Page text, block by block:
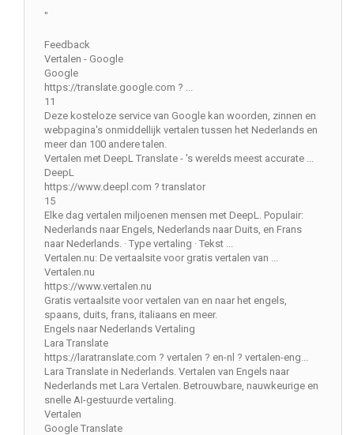
"
Feedback
Vertalen - Google
Google
https://translate.google.com ? ...
11
Deze kosteloze service van Google kan woorden, zinnen en
webpagina's onmiddellijk vertalen tussen het Nederlands en
meer dan 100 andere talen.
Vertalen met DeepL Translate - 's werelds meest accurate ...
DeepL
https://www.deepl.com ? translator
15
Elke dag vertalen miljoenen mensen met DeepL. Populair:
Nederlands naar Engels, Nederlands naar Duits, en Frans
naar Nederlands. · Type vertaling · Tekst ...
Vertalen.nu: De vertaalsite voor gratis vertalen van ...
Vertalen.nu
https://www.vertalen.nu
Gratis vertaalsite voor vertalen van en naar het engels,
spaans, duits, frans, italiaans en meer.
Engels naar Nederlands Vertaling
Lara Translate
https://laratranslate.com ? vertalen ? en-nl ? vertalen-eng...
Lara Translate in Nederlands. Vertalen van Engels naar
Nederlands met Lara Vertalen. Betrouwbare, nauwkeurige en
snelle AI-gestuurde vertaling.
Vertalen
Google Translate